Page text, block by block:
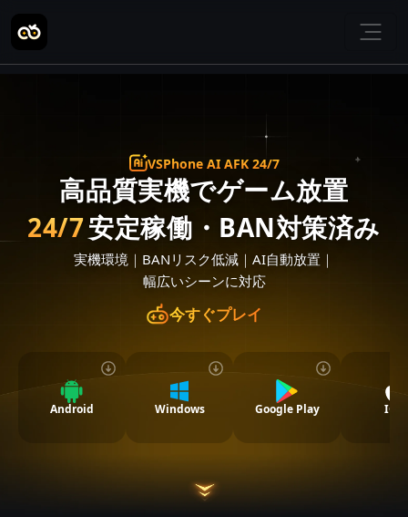
VSPhone AI AFK 24/7
高品質実機でゲーム放置
24/7安定稼働・BAN対策済み
実機環境 ｜ BANリスク低減 ｜ AI自動放置 ｜
幅広いシーンに対応
今すぐプレイ
Android Windows Google Play IOS